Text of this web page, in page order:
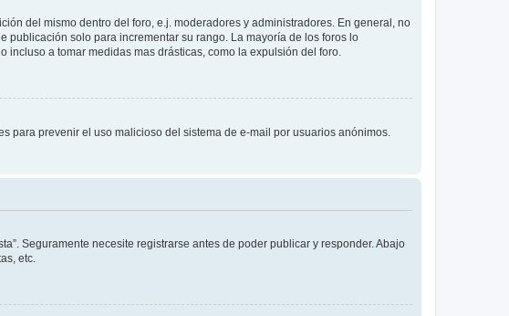
del mismo dentro del foro, e.j. moderadores y administradores. En general, no
publicación solo para incrementar su rango. La mayoría de los foros lo
a tomar medidas mas drásticas, como la expulsión del foro.
para prevenir el uso malicioso del sistema de e-mail por usuarios anónimos.
Seguramente necesite registrarse antes de poder publicar y responder. Abajo
etc.